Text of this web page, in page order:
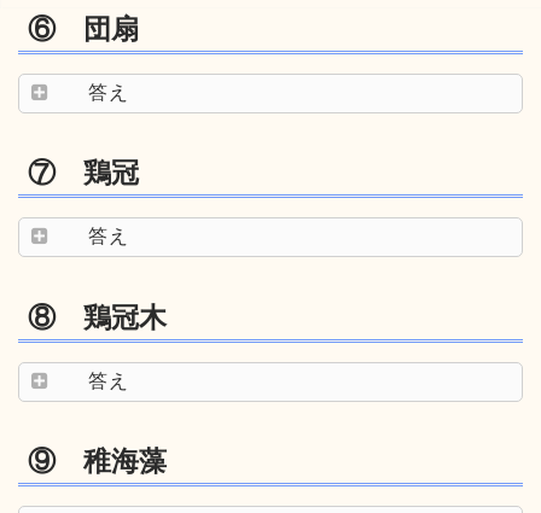
⑥ 団扇
答え
⑦ 鶏冠
答え
⑧ 鶏冠木
答え
⑨ 稚海藻